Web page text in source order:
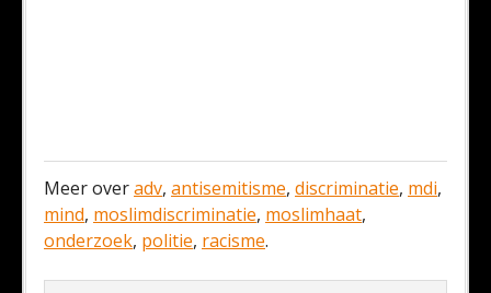
Meer overadv, antisemitisme, discriminatie, mdi,
mind, moslimdiscriminatie, moslimhaat,
onderzoek, politie, racisme.